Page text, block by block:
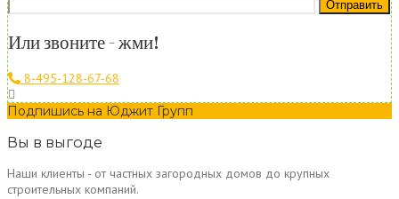
Или звоните - жми!
8-495-128-67-68
Подпишись на Юджит Групп
Вы в выгоде
Наши клиенты - от частных загородных домов до крупных
строительных компаний.